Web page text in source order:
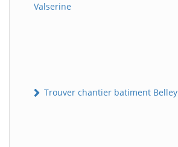
Valserine
Trouver chantier batiment Belley